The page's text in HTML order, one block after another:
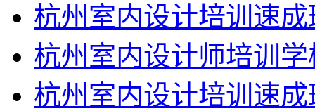
杭州室内设计培训速成
杭州室内设计师培训
杭州室内设计培训速成